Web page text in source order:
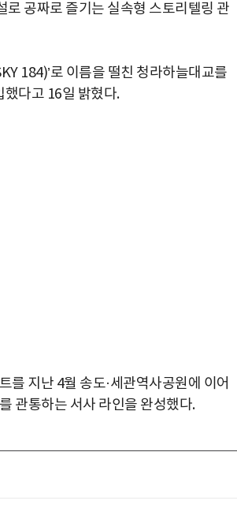
공짜로 즐기는 실속형 스토리텔링 관
184)’로 이름을 떨친 청라하늘대교를
다고 16일 밝혔다.
를 지난 4월 송도·세관역사공원에 이어
관통하는 서사 라인을 완성했다.